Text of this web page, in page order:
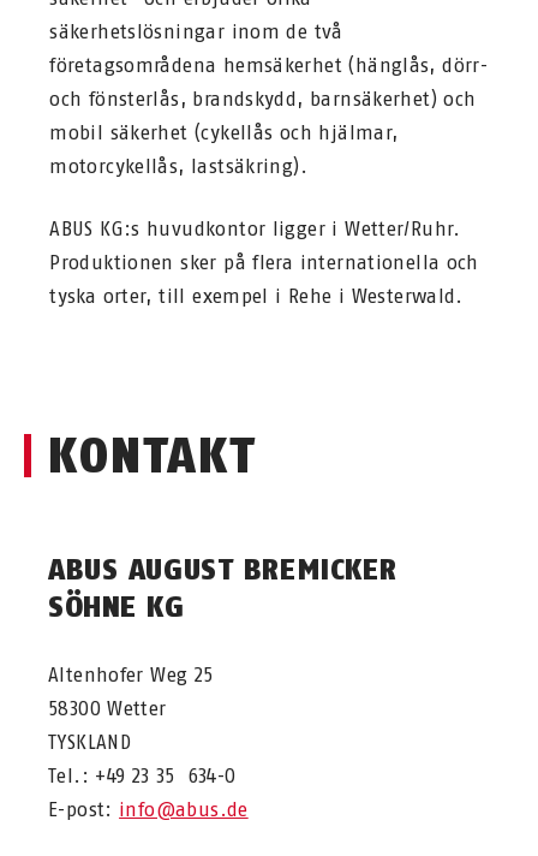
säkerhetslösningar inom de två
företagsområdena hemsäkerhet (hänglås, dörr-
och fönsterlås, brandskydd, barnsäkerhet) och
mobil säkerhet (cykellås och hjälmar,
motorcykellås, lastsäkring).
ABUS KG:s huvudkontor ligger i Wetter/Ruhr.
Produktionen sker på flera internationella och
tyska orter, till exempel i Rehe i Westerwald.
KONTAKT
ABUS AUGUST BREMICKER
SÖHNE KG
Altenhofer Weg 25
58300 Wetter
TYSKLAND
Tel.: +49 23 35 634-0
E-post: info@abus.de